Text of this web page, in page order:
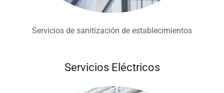
Servicios de sanitización de establecimientos
Servicios Eléctricos